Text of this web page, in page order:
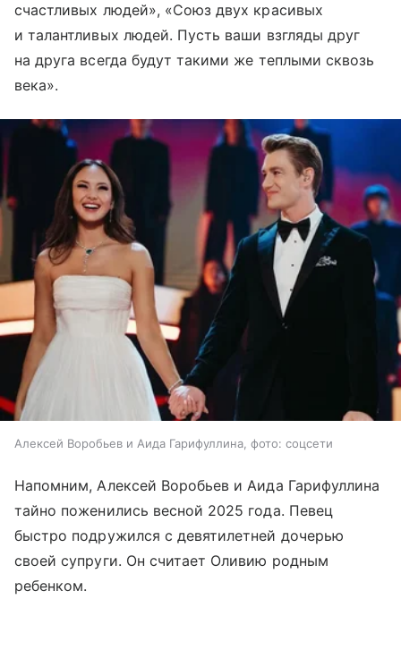
счастливых людей», «Союз двух красивых
и талантливых людей. Пусть ваши взгляды друг
на друга всегда будут такими же теплыми сквозь
века».
Алексей Воробьев и Аида Гарифуллина, фото: соцсети
Напомним, Алексей Воробьев и Аида Гарифуллина
тайно поженились весной 2025 года. Певец
быстро подружился с девятилетней дочерью
своей супруги. Он считает Оливию родным
ребенком.